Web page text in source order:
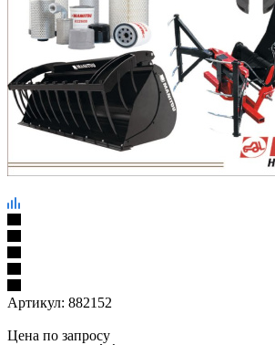
Артикул: 882152
Цена по запросу